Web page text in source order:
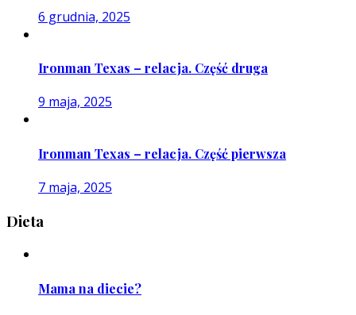
6 grudnia, 2025
Ironman Texas – relacja. Część druga
9 maja, 2025
Ironman Texas – relacja. Część pierwsza
7 maja, 2025
Dieta
Mama na diecie?